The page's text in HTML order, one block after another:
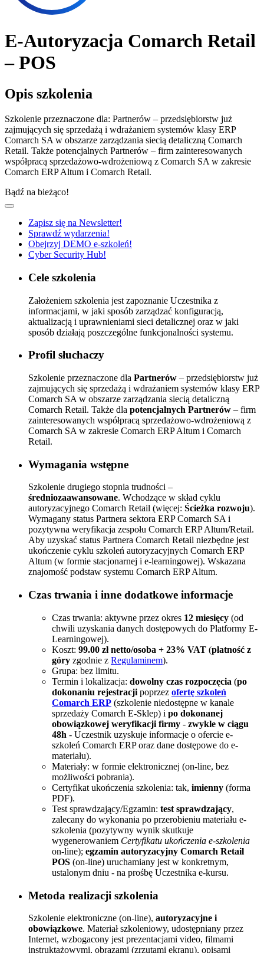
E-Autoryzacja Comarch Retail
– POS
Opis szkolenia
Szkolenie przeznaczone dla: Partnerów – przedsiębiorstw już
zajmujących się sprzedażą i wdrażaniem systemów klasy ERP
Comarch SA w obszarze zarządzania siecią detaliczną Comarch
Retail. Także potencjalnych Partnerów – firm zainteresowanych
współpracą sprzedażowo-wdrożeniową z Comarch SA w zakresie
Comarch ERP Altum i Comarch Retail.
Bądź na bieżąco!
Zapisz się na Newsletter!
Sprawdź wydarzenia!
Obejrzyj DEMO e-szkoleń!
Cyber Security Hub!
Cele szkolenia
Założeniem szkolenia jest zapoznanie Uczestnika z
informacjami, w jaki sposób zarządzać konfiguracją,
aktualizacją i uprawnieniami sieci detalicznej oraz w jaki
sposób działają poszczególne funkcjonalności systemu.
Profil słuchaczy
Szkolenie przeznaczone dla Partnerów – przedsiębiorstw już
zajmujących się sprzedażą i wdrażaniem systemów klasy ERP
Comarch SA w obszarze zarządzania siecią detaliczną
Comarch Retail. Także dla potencjalnych Partnerów – firm
zainteresowanych współpracą sprzedażowo-wdrożeniową z
Comarch SA w zakresie Comarch ERP Altum i Comarch
Retail.
Wymagania wstępne
Szkolenie drugiego stopnia trudności –
średniozaawansowane. Wchodzące w skład cyklu
autoryzacyjnego Comarch Retail (więcej: Ścieżka rozwoju).
Wymagany status Partnera sektora ERP Comarch SA i
pozytywna weryfikacja zespołu Comarch ERP Altum/Retail.
Aby uzyskać status Partnera Comarch Retail niezbędne jest
ukończenie cyklu szkoleń autoryzacyjnych Comarch ERP
Altum (w formie stacjonarnej i e-learningowej). Wskazana
znajomość podstaw systemu Comarch ERP Altum.
Czas trwania i inne dodatkowe informacje
Czas trwania: aktywne przez okres 12 miesięcy (od
chwili uzyskania danych dostępowych do Platformy E-
Learningowej).
Koszt: 99.00 zł netto/osoba + 23% VAT (płatność z
góry zgodnie z Regulaminem).
Grupa: bez limitu.
Termin i lokalizacja: dowolny czas rozpoczęcia (po
dokonaniu rejestracji poprzez ofertę szkoleń
Comarch ERP (szkolenie niedostępne w kanale
sprzedaży Comarch E-Sklep) i po dokonanej
obowiązkowej weryfikacji firmy - zwykle w ciągu
48h - Uczestnik uzyskuje informacje o ofercie e-
szkoleń Comarch ERP oraz dane dostępowe do e-
materiału).
Materiały: w formie elektronicznej (on-line, bez
możliwości pobrania).
Certyfikat ukończenia szkolenia: tak, imienny (forma
PDF).
Test sprawdzający/Egzamin: test sprawdzający,
zalecany do wykonania po przerobieniu materiału e-
szkolenia (pozytywny wynik skutkuje
wygenerowaniem Certyfikatu ukończenia e-szkolenia
on-line); egzamin autoryzacyjny Comarch Retail
POS (on-line) uruchamiany jest w konkretnym,
ustalonym dniu - na prośbę Uczestnika e-kursu.
Metoda realizacji szkolenia
Szkolenie elektroniczne (on-line), autoryzacyjne i
obowiązkowe. Materiał szkoleniowy, udostępniany przez
Internet, wzbogacony jest prezentacjami video, filmami
instruktażowymi, obrazami (zrzutami ekranu), opisami